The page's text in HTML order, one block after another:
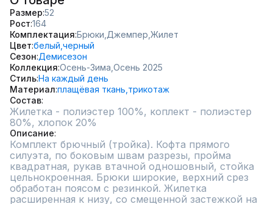
Размер 52
Рост 164
Комплектация Брюки, Джемпер, Жилет
Цвет белый, черный
Сезон Демисезон
Коллекция Осень-Зима, Осень 2025
СтильНа каждый день
Материал плащёвая ткань, трикотаж
Состав
Жилетка - полиэстер 100%, коплект - полиэстер
80%, хлопок 20%
Описание
Комплект брючный (тройка). Кофта прямого
силуэта, по боковым швам разрезы, пройма
квадратная, рукав втачной одношовный, стойка
цельнокроенная. Брюки широкие, верхний срез
обработан поясом с резинкой. Жилетка
расширенная к низу, со смещенной застежкой на